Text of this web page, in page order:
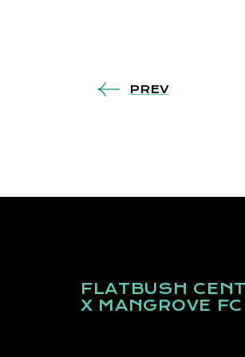
PREV
FLATBUSH
X MANGROVE FC